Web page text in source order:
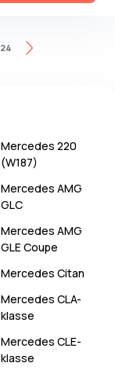
24
Mercedes 220
(W187)
Mercedes AMG
GLC
Mercedes AMG
GLE Coupe
Mercedes Citan
Mercedes CLA-
klasse
Mercedes CLE-
klasse